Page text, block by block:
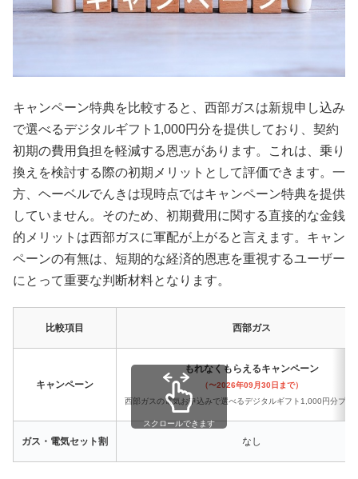
キャンペーン特典を比較すると、西部ガスは新規申し込み
で選べるデジタルギフト1,000円分を提供しており、契約
初期の費用負担を軽減する恩恵があります。これは、乗り
換えを検討する際の初期メリットとして評価できます。一
方、ヘーベルでんきは現時点ではキャンペーン特典を提供
していません。そのため、初期費用に関する直接的な金銭
的メリットは西部ガスに軍配が上がると言えます。キャン
ペーンの有無は、短期的な経済的恩恵を重視するユーザー
にとって重要な判断材料となります。
比較項目 西部ガス
キャンペーン
もれなくもらえるキャンペーン
（〜2026年09月30日まで）
西部ガスの電気お申込みで選べるデジタルギフト1,000円分プレ
ガス・電気セット割 なし
スクロールできます